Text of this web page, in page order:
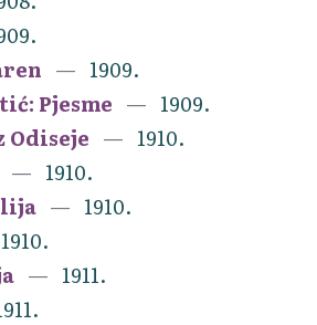
1909.
Pjesme
1909.
1910.
1910.
1910.
1910.
1911.